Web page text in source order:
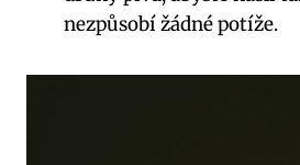
nezpůsobí žádné potíže.